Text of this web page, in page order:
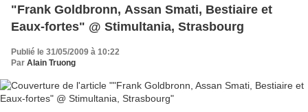
"Frank Goldbronn, Assan Smati, Bestiaire et
Eaux-fortes" @ Stimultania, Strasbourg
Publié le 31/05/2009 à 10:22
Par Alain Truong